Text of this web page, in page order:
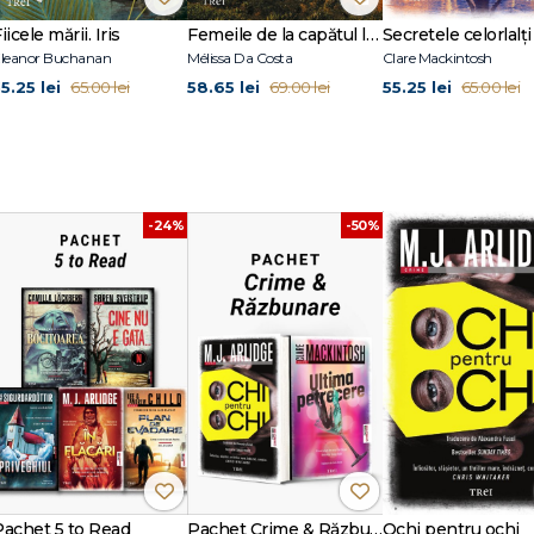
cu aromă de lemn dulce.
seriaHelen Grace Ghici cine moare primul(declarat cel mai bun
păpușilor, Ghici care-i mincinosul,Băiatul pierdut, De-a v-ați
pândește în pădure
mării. Iris
Buchanan
lei 65.00 lei
Femeile de la capătul lumii
Mélissa Da Costa
58.65 lei 69.00 lei
Secretele celorlalți
Clare Mackintosh
55.25 lei 65.00 lei
-24%
5 to Read
-50%
Pachet Crime & RăzbunareOchi pentru ochi